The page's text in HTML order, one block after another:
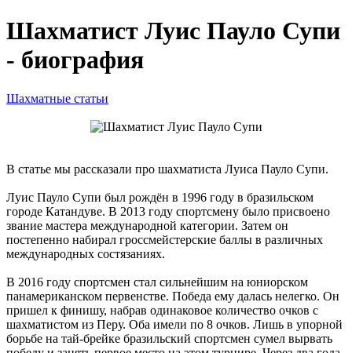
Шахматист Луис Пауло Супи
- биография
Шахматные статьи
В статье мы рассказали про шахматиста Луиса Пауло Супи.
Луис Пауло Супи был рождён в 1996 году в бразильском
городе Катандуве. В 2013 году спортсмену было присвоено
звание мастера международной категории. Затем он
постепенно набирал гроссмейстерские баллы в различных
международных состязаниях.
В 2016 году спортсмен стал сильнейшим на юниорском
панамериканском первенстве. Победа ему далась нелегко. Он
пришел к финишу, набрав одинаковое количество очков с
шахматистом из Перу. Оба имели по 8 очков. Лишь в упорной
борьбе на тай-брейке бразильский спортсмен сумел вырвать